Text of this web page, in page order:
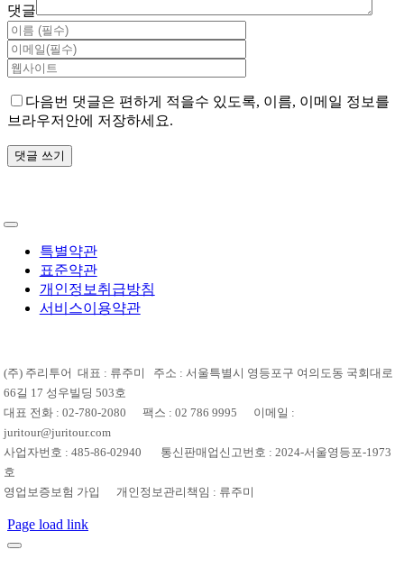
댓글
다음번 댓글은 편하게 적을수 있도록, 이름, 이메일 정보를
브라우저안에 저장하세요.
특별약관
표준약관
개인정보취급방침
서비스이용약관
(주) 주리투어 대표 : 류주미 주소 : 서울특별시 영등포구 여의도동 국회대로
66길 17 성우빌딩 503호
대표 전화 : 02-780-2080 팩스 : 02 786 9995 이메일 :
juritour@juritour.com
사업자번호 : 485-86-02940 통신판매업신고번호 : 2024-서울영등포-1973
호
영업보증보험 가입 개인정보관리책임 : 류주미
Page load link